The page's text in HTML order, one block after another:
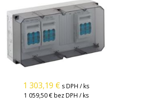
1 303,19 € s DPH / ks
1 059,50 € bez DPH / ks